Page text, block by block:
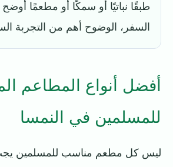
طبقًا نباتيًا أو سمكًا أو مطعمًا
السفر، الوضوح أهم من التجربة
أفضل أنواع المطاعم
للمسلمين في النمسا
ليس كل مطعم مناسب للمسلمين